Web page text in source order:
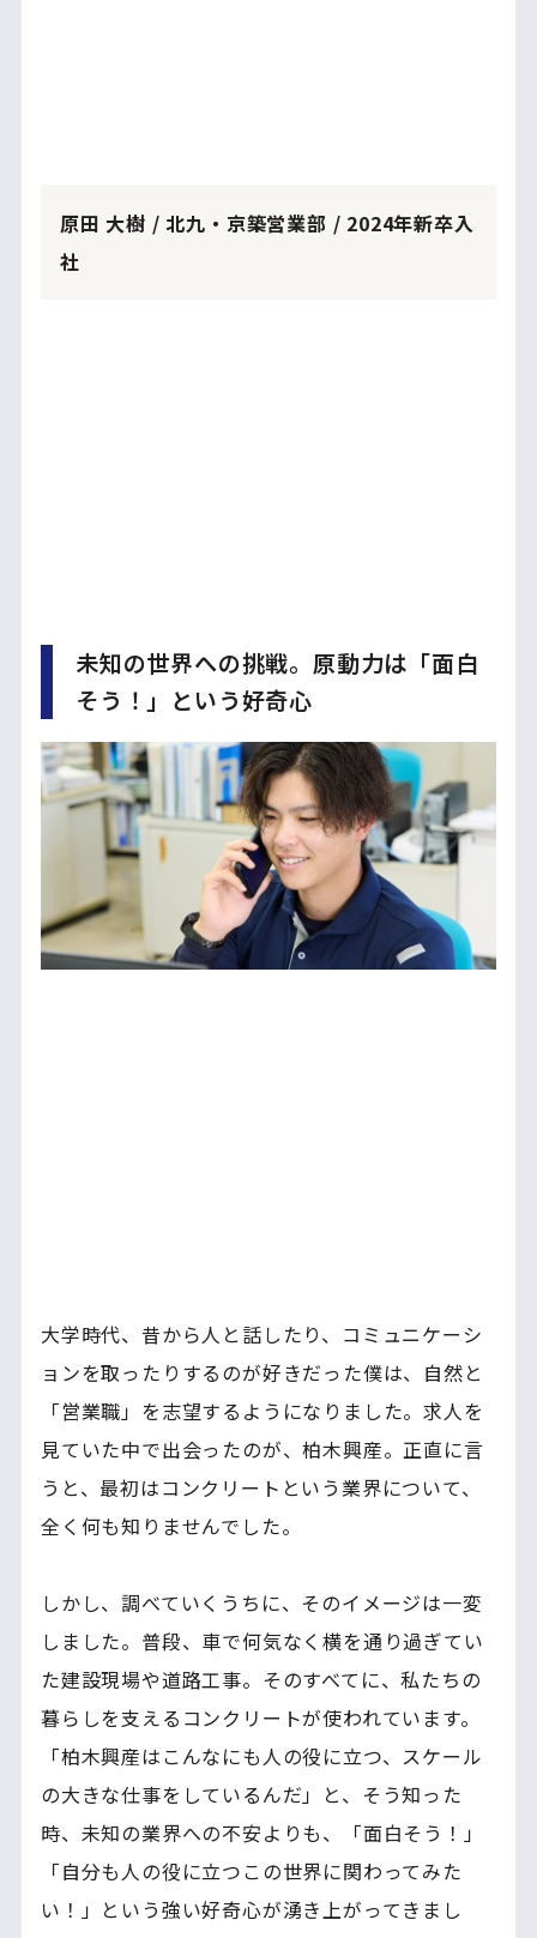
原田 大樹 / 北九・京築営業部 / 2024年新卒入
社
未知の世界への挑戦。原動力は「面白
そう！」という好奇心
大学時代、昔から人と話したり、コミュニケーシ
ョンを取ったりするのが好きだった僕は、自然と
「営業職」を志望するようになりました。求人を
見ていた中で出会ったのが、柏木興産。正直に言
うと、最初はコンクリートという業界について、
全く何も知りませんでした。
しかし、調べていくうちに、そのイメージは一変
しました。普段、車で何気なく横を通り過ぎてい
た建設現場や道路工事。そのすべてに、私たちの
暮らしを支えるコンクリートが使われています。
「柏木興産はこんなにも人の役に立つ、スケール
の大きな仕事をしているんだ」と、そう知った
時、未知の業界への不安よりも、「面白そう！」
「自分も人の役に立つこの世界に関わってみた
い！」という強い好奇心が湧き上がってきまし